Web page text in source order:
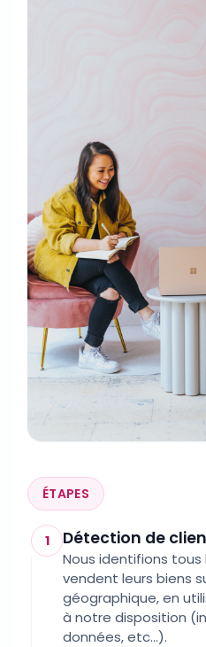
ÉTAPES
1 Détection de
Nous identifions tous
vendent leurs biens
géographique, en
à notre disposition
données, etc...).